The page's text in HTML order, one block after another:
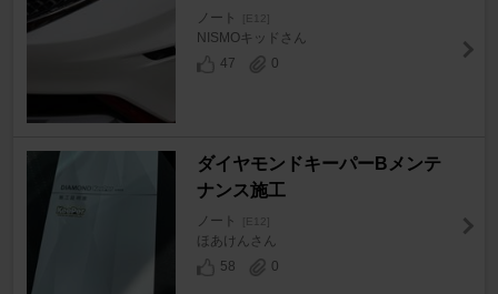
ノート [E12]
NISMOキッドさん
47
0
ダイヤモンドキーパーBメンテ
ナンス施工
ノート [E12]
ほあけんさん
58
0